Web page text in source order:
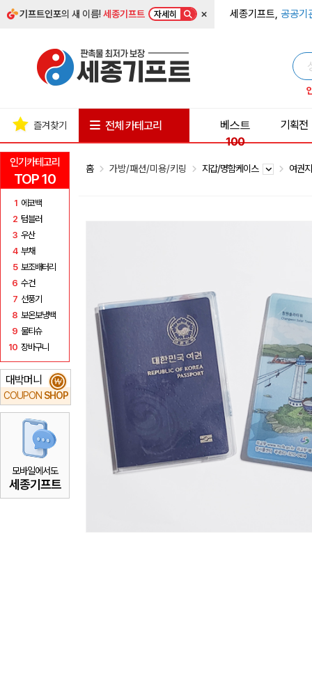
기프트인포의 새 이름!세종기프트 자세히 × 세종기프트, 공공기
인기카테고리
TOP 10
1 에코백
2 텀블러
3 우산
4 부채
5 보조배터리
6 수건
7 선풍기
8 보온보냉백
9 물티슈
10 장바구니
대박머니
COUPON SHOP
₩
모바일에서도
세종기프트
즐겨찾기 전체 카테고리
베스트
100
기획전
홈 가방/패션/미용/키링 지갑/명함케이스 여권